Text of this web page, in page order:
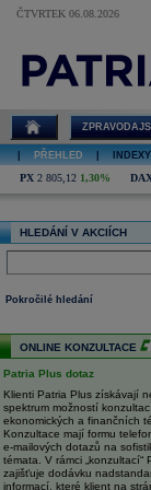
ČTVRTEK 06.08.2026
Futures - PX,
Nasdaq, BUX,
Jones, DAX,
Euronext
PŘEHLED
PX 2 805,12 1,30%
HLEDÁNÍ V AKCIÍCH
Pokročilé hledání
ONLINE KONZULTACE
Patria Plus dotaz
Klienti Patria Plus získávají
spektrum možností
ekonomických a finančních
Konzultace mají formu
e-mailových dotazů na
témata. V rámci „konzultací“
zajišťuje dodávku
informací, které klient na